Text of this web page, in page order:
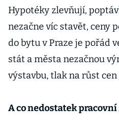
Hypotéky zlevňují,
nezačne víc stavět, ceny
do bytu v Praze je pořád
stát a města nezačnou
výstavbu, tlak na růst
A co nedostatek pracovní